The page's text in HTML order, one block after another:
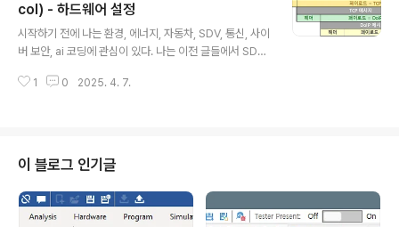
IP 버튼을 클릭하여 DoIP 창을 연다.메인 메뉴/ Applicati
on/ DoIP 버튼을 클릭하여 Diagnostic 창을 연다.Diag
nostic 창에서 Protocol (ISO TP) 탭을 선택한다. 창의
왼쪽 영역의 DiagnosticECU..
col) - 하드웨어 설정
시작하기 전에 나는 환경, 에너지, 자동차, SDV, 통신, 사이
버 보안, ai 코딩에 관심이 있다. 나는 이전 글들에서 SDV
다. 나는 아래 생각을 갖고 있다. 2025년 자동차 산업은 S
서양 속담이 있다. (맞는 비유는 아니지만 강조를 위해 이를
차용하자면) 지난 시대의 자동차는 처음부터 늙은 개와 같
다. 주인과 함께 하는 동안 새 재주를 배우지 못한다. (이런
것이 나쁘다고 말하려는 의도가 아니다. 그냥 그렇다는..
1 0 2025. 4. 7.
이 블로그 인기글